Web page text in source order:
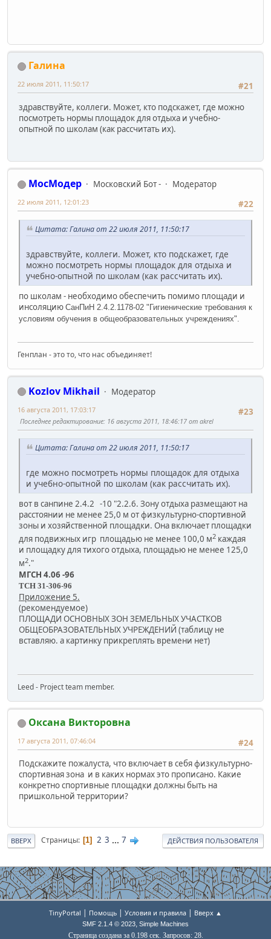
Галинa
#21
22 июля 2011, 11:50:17
здравствуйте, коллеги. Может, кто подскажет, где можно
посмотреть нормы площадок для отдыха и учебно-
опытной по школам (как рассчитать их).
МосМодер Московский Бот -
Модератор
#22
22 июля 2011, 12:01:23
Цитата: Галинa от 22 июля 2011, 11:50:17
здравствуйте, коллеги. Может, кто подскажет, где
можно посмотреть нормы площадок для отдыха и
учебно-опытной по школам (как рассчитать их).
по школам - необходимо обеспечить помимо площади и
инсоляцию СанПиН 2.4.2.1178-02 "Гигиенические требования к
условиям обучения в общеобразовательных учреждениях".
Генплан - это то, что нас объединяет!
Kozlov Mikhail
Модератор
#23
16 августа 2011, 17:03:17
Последнее редактирование: 16 августа 2011, 18:46:17 от akrel
Цитата: Галинa от 22 июля 2011, 11:50:17
где можно посмотреть нормы площадок для отдыха
и учебно-опытной по школам (как рассчитать их).
вот в санпине 2.4.2 -10 "2.2.6. Зону отдыха размещают на
расстоянии не менее 25,0 м от физкультурно-спортивной
зоны и хозяйственной площадки. Она включает площадки
для подвижных игр площадью не менее 100,0 м2 каждая
и площадку для тихого отдыха, площадью не менее 125,0
м2."
МГСН 4.06 -96
ТСН 31-306-96
Приложение 5.
(рекомендуемое)
ПЛОЩАДИ ОСНОВНЫХ ЗОН ЗЕМЕЛЬНЫХ УЧАСТКОВ
ОБЩЕОБРАЗОВАТЕЛЬНЫХ УЧРЕЖДЕНИЙ (таблицу не
вставляю. а картинку прикреплять времени нет)
Leed - Project team member.
Оксана Викторовна
#24
17 августа 2011, 07:46:04
Подскажите пожалуста, что включает в себя физкультурно-
спортивная зона и в каких нормах это прописано. Какие
конкретно спортивные площадки должны быть на
пришкольной территории?
ВВЕРХ Страницы 1 2 3 ... 7 ДЕЙСТВИЯ ПОЛЬЗОВАТЕЛЯ
TinyPortal | Помощь | Условия и правила | Вверх ▲
SMF 2.1.4 © 2023, Simple Machines
Страница создана за 0.198 сек. Запросов: 28.